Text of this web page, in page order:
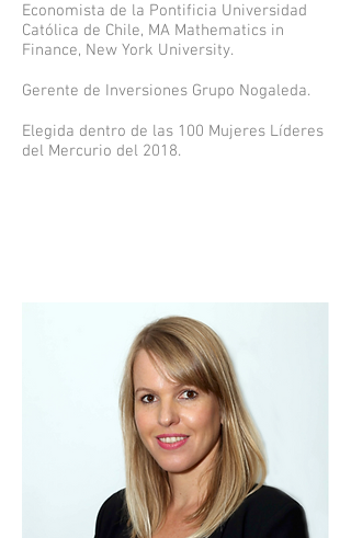
Economista de la Pontificia Universidad
Católica de Chile, MA Mathematics in
Finance, New York University.
Gerente de Inversiones Grupo Nogaleda.
Elegida dentro de las 100 Mujeres Líderes
del Mercurio del 2018.